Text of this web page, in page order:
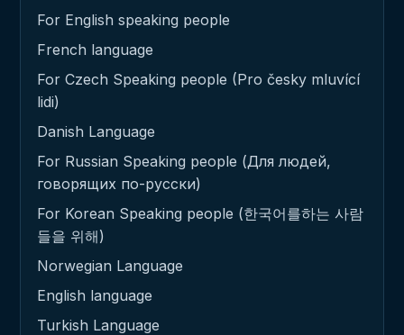
For English speaking people
French language
For Czech Speaking people (Pro česky mluvící
lidi)
Danish Language
For Russian Speaking people (Для людей,
говорящих по-русски)
For Korean Speaking people (한국어를하는 사람
들을 위해)
Norwegian Language
English language
Turkish Language